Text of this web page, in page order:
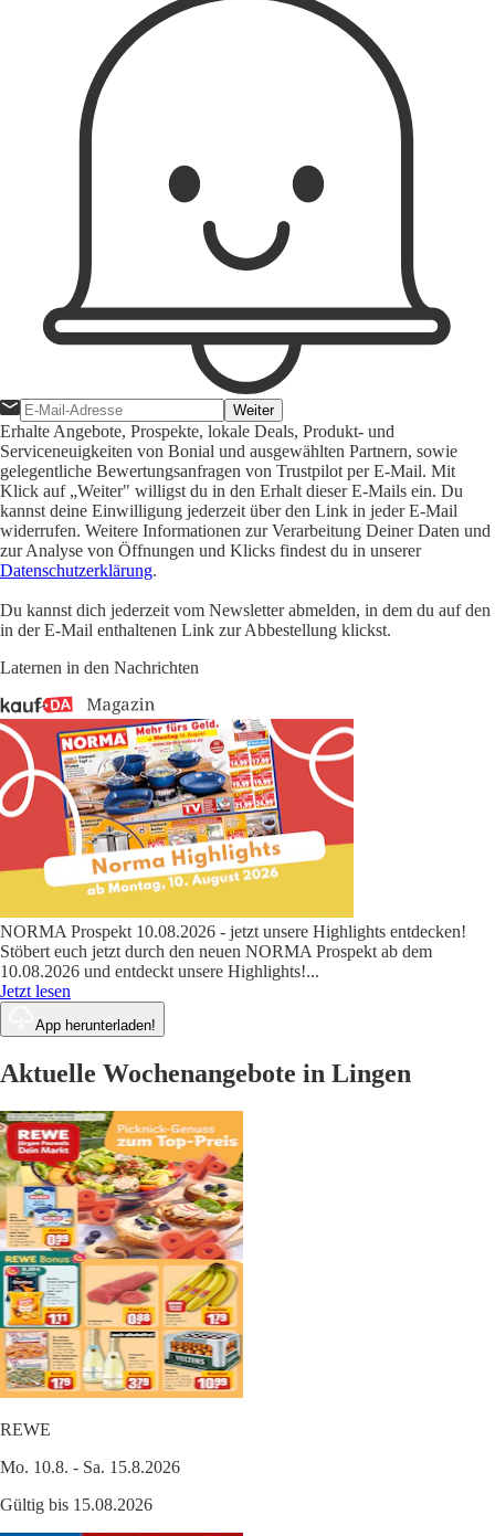
Weiter
Erhalte Angebote, Prospekte, lokale Deals, Produkt- und
Serviceneuigkeiten von Bonial und ausgewählten Partnern, sowie
gelegentliche Bewertungsanfragen von Trustpilot per E-Mail. Mit
Klick auf „Weiter" willigst du in den Erhalt dieser E-Mails ein. Du
kannst deine Einwilligung jederzeit über den Link in jeder E-Mail
widerrufen. Weitere Informationen zur Verarbeitung Deiner Daten und
zur Analyse von Öffnungen und Klicks findest du in unserer
Datenschutzerklärung.
Du kannst dich jederzeit vom Newsletter abmelden, in dem du auf den
in der E-Mail enthaltenen Link zur Abbestellung klickst.
Laternen in den Nachrichten
NORMA Prospekt 10.08.2026 - jetzt unsere Highlights entdecken!
Stöbert euch jetzt durch den neuen NORMA Prospekt ab dem
10.08.2026 und entdeckt unsere Highlights!...
Jetzt lesen
App herunterladen!
Aktuelle Wochenangebote in Lingen
REWE
Mo. 10.8. - Sa. 15.8.2026
Gültig bis 15.08.2026